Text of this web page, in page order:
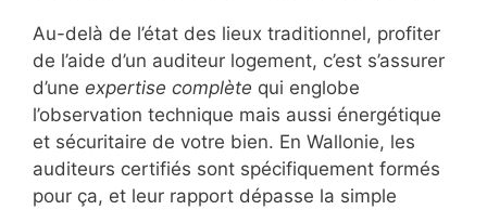
Au-delà de l’état des lieux traditionnel, profiter
de l’aide d’un auditeur logement, c’est s’assurer
d’une expertise complète qui englobe
l’observation technique mais aussi énergétique
et sécuritaire de votre bien. En Wallonie, les
auditeurs certifiés sont spécifiquement formés
pour ça, et leur rapport dépasse la simple